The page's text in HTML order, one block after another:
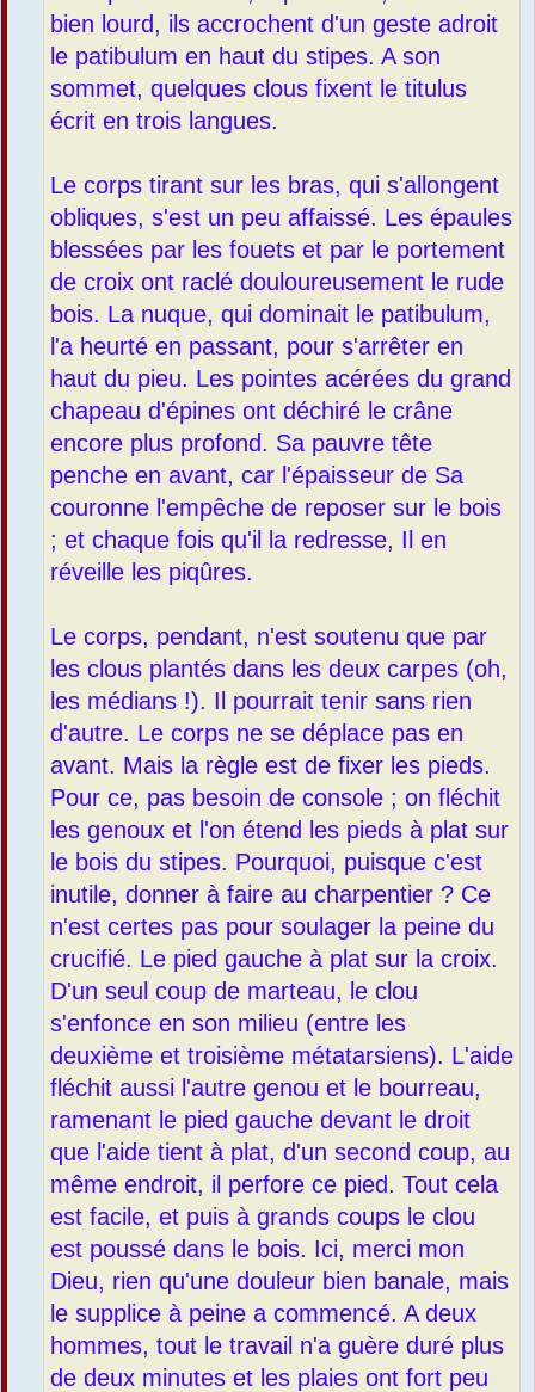
bien lourd, ils accrochent d'un geste adroit
le patibulum en haut du stipes. A son
sommet, quelques clous fixent le titulus
écrit en trois langues.
Le corps tirant sur les bras, qui s'allongent
obliques, s'est un peu affaissé. Les épaules
blessées par les fouets et par le portement
de croix ont raclé douloureusement le rude
bois. La nuque, qui dominait le patibulum,
l'a heurté en passant, pour s'arrêter en
haut du pieu. Les pointes acérées du grand
chapeau d'épines ont déchiré le crâne
encore plus profond. Sa pauvre tête
penche en avant, car l'épaisseur de Sa
couronne l'empêche de reposer sur le bois
; et chaque fois qu'il la redresse, Il en
réveille les piqûres.
Le corps, pendant, n'est soutenu que par
les clous plantés dans les deux carpes (oh,
les médians !). Il pourrait tenir sans rien
d'autre. Le corps ne se déplace pas en
avant. Mais la règle est de fixer les pieds.
Pour ce, pas besoin de console ; on fléchit
les genoux et l'on étend les pieds à plat sur
le bois du stipes. Pourquoi, puisque c'est
inutile, donner à faire au charpentier ? Ce
n'est certes pas pour soulager la peine du
crucifié. Le pied gauche à plat sur la croix.
D'un seul coup de marteau, le clou
s'enfonce en son milieu (entre les
deuxième et troisième métatarsiens). L'aide
fléchit aussi l'autre genou et le bourreau,
ramenant le pied gauche devant le droit
que l'aide tient à plat, d'un second coup, au
même endroit, il perfore ce pied. Tout cela
est facile, et puis à grands coups le clou
est poussé dans le bois. Ici, merci mon
Dieu, rien qu'une douleur bien banale, mais
le supplice à peine a commencé. A deux
hommes, tout le travail n'a guère duré plus
de deux minutes et les plaies ont fort peu